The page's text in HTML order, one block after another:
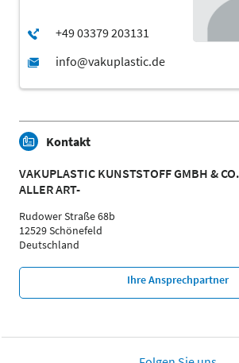
Kontakt
VAKUPLASTIC KUNSTSTOFF GMBH &
ALLER ART-
Rudower Straße 68b
12529 Schönefeld
Deutschland
Ihre Ansprechpartner